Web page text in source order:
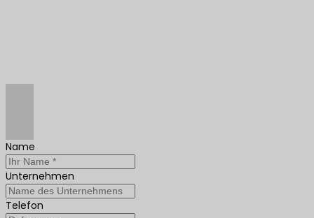
Name
Unternehmen
Telefon